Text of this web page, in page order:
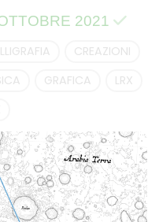
2021
CREAZIONI
GRAFICA
LRX